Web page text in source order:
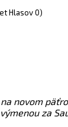
Hlasov 0)
novom
za